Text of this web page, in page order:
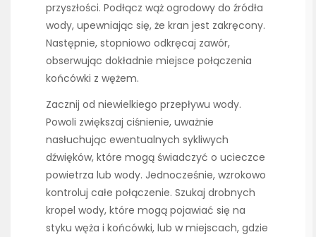
przyszłości. Podłącz wąż ogrodowy do źródła
wody, upewniając się, że kran jest zakręcony.
Następnie, stopniowo odkręcaj zawór,
obserwując dokładnie miejsce połączenia
końcówki z wężem.
Zacznij od niewielkiego przepływu wody.
Powoli zwiększaj ciśnienie, uważnie
nasłuchując ewentualnych sykliwych
dźwięków, które mogą świadczyć o ucieczce
powietrza lub wody. Jednocześnie, wzrokowo
kontroluj całe połączenie. Szukaj drobnych
kropel wody, które mogą pojawiać się na
styku węża i końcówki, lub w miejscach, gdzie